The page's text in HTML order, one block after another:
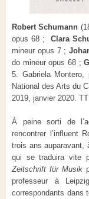
Robert Schumann
opus 68 ;
Clara
mineur opus 7 ;
do mineur opus 68 ;
5. Gabriela Montero,
National des Arts du
2019, janvier 2020.
À peine sorti de
rencontrer l’influent
trois ans auparavant,
qui se traduira vite
Zeitschrift für Musik
professeur à
correspondants dans